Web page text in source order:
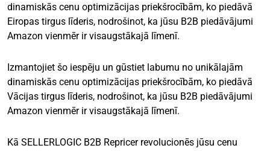
dinamiskās cenu optimizācijas priekšrocībām, ko piedāvā
Eiropas tirgus līderis, nodrošinot, ka jūsu B2B piedāvājumi
Amazon vienmēr ir visaugstākajā līmenī.
Izmantojiet šo iespēju un gūstiet labumu no unikālajām
dinamiskās cenu optimizācijas priekšrocībām, ko piedāvā
Vācijas tirgus līderis, nodrošinot, ka jūsu B2B piedāvājumi
Amazon vienmēr ir visaugstākajā līmenī.
Kā SELLERLOGIC B2B Repricer revolucionēs jūsu cenu